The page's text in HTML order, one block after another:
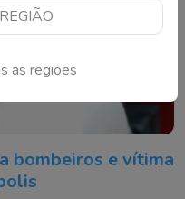
as regiões
bombeiros e vítima